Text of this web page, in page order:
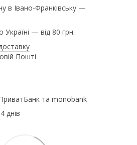
в Івано-Франківську —
— від 80 грн.
Пошті
та monobank
днів